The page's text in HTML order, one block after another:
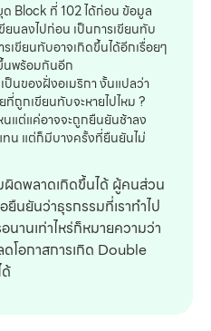
Block ที่ 102 ได้ก่อน ข้อมูล
ยนลงไปก่อน เป็นการเขียนทับ
เขียนทับอาจเกิดขึ้นได้อีกเรื่อยๆ
นพร้อมกันอีก
นของฝั่งอเมริกา งั้นแปลว่า
ถูกเขียนทับจะหายไปไหม ?
นแต่แค่อาจจะถูกยืนยันช้าลง
ทน แต่ก็มีบางครั้งที่ยืนยันไม่
ผิดพลาดเกิดขึ้นได้ ผู้คนส่วน
นยันว่าธุรกรรมที่เราทำไป
านเท่าไหร่ก็หมายความว่า
โอกาสการเกิด Double
ด้